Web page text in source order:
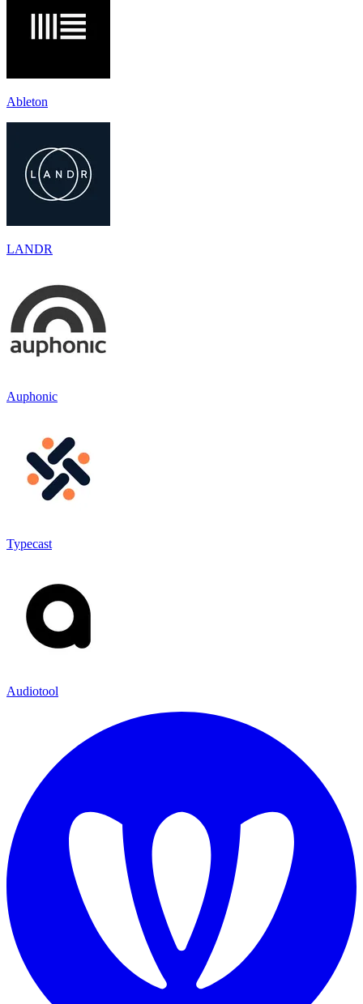
Ableton
LANDR
Auphonic
Typecast
Audiotool